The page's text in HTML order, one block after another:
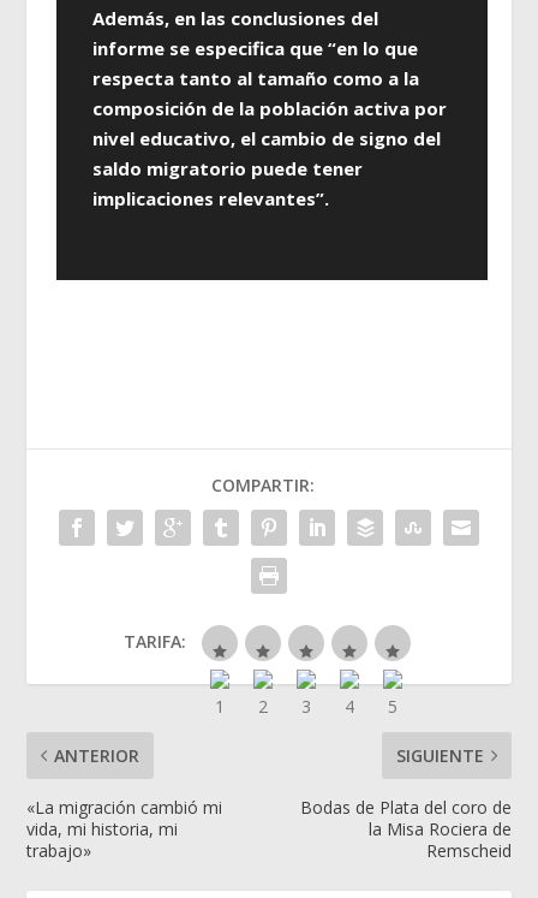
Además, en las conclusiones del
informe se especifica que “en lo que
respecta tanto al tamaño como a la
composición de la población activa por
nivel educativo, el cambio de signo del
saldo migratorio puede tener
implicaciones relevantes”.
COMPARTIR:
TARIFA:
ANTERIOR
«La migración cambió mi
vida, mi historia, mi
trabajo»
SIGUIENTE
Bodas de Plata del coro de
la Misa Rociera de
Remscheid